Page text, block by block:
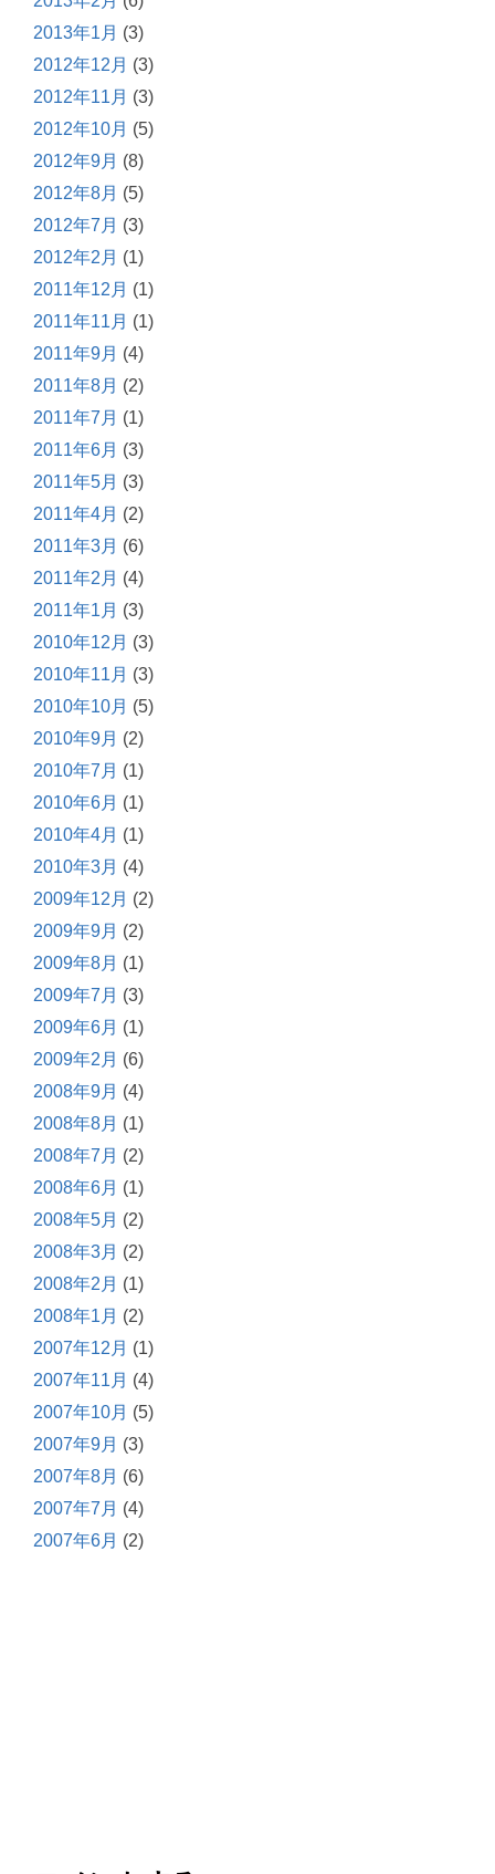
2013年1月 (3)
2012年12月 (3)
2012年11月 (3)
2012年10月 (5)
2012年9月 (8)
2012年8月 (5)
2012年7月 (3)
2012年2月 (1)
2011年12月 (1)
2011年11月 (1)
2011年9月 (4)
2011年8月 (2)
2011年7月 (1)
2011年6月 (3)
2011年5月 (3)
2011年4月 (2)
2011年3月 (6)
2011年2月 (4)
2011年1月 (3)
2010年12月 (3)
2010年11月 (3)
2010年10月 (5)
2010年9月 (2)
2010年7月 (1)
2010年6月 (1)
2010年4月 (1)
2010年3月 (4)
2009年12月 (2)
2009年9月 (2)
2009年8月 (1)
2009年7月 (3)
2009年6月 (1)
2009年2月 (6)
2008年9月 (4)
2008年8月 (1)
2008年7月 (2)
2008年6月 (1)
2008年5月 (2)
2008年3月 (2)
2008年2月 (1)
2008年1月 (2)
2007年12月 (1)
2007年11月 (4)
2007年10月 (5)
2007年9月 (3)
2007年8月 (6)
2007年7月 (4)
2007年6月 (2)